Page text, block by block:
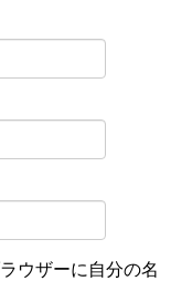
ウザーに自分の名